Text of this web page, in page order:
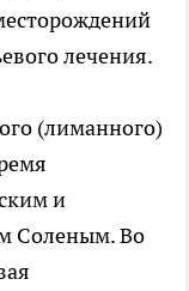
лечения.
(лиманного)
и
Соленым. Во